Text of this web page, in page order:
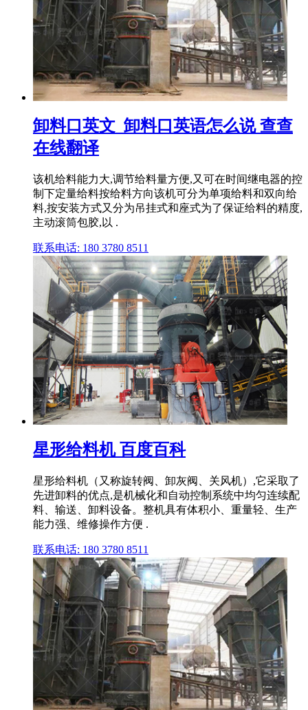
卸料口英文_卸料口英语怎么说 查查
在线翻译
该机给料能力大,调节给料量方便,又可在时间继电器的控
制下定量给料按给料方向该机可分为单项给料和双向给
料,按安装方式又分为吊挂式和座式为了保证给料的精度,
主动滚筒包胶,以 .
联系电话: 180 3780 8511
星形给料机 百度百科
星形给料机（又称旋转阀、卸灰阀、关风机）,它采取了
先进卸料的优点,是机械化和自动控制系统中均匀连续配
料、输送、卸料设备。整机具有体积小、重量轻、生产
能力强、维修操作方便 .
联系电话: 180 3780 8511